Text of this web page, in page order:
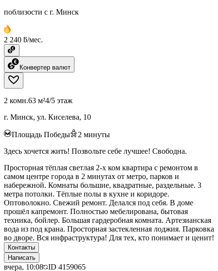
поблизости с г. Минск
2 240 ƃ/мес.
Конвертер валют
2 комн.63 м²4/5 этаж
г. Минск, ул. Киселева, 10
Площадь Победы 2 минуты
Здесь хочется жить! Позвольте себе лучшее! Свободна.
Просторная тёплая светлая 2-х ком квартира с ремонтом в
самом центре города в 2 минутах от метро, парков и
набережной. Комнаты большие, квадратные, раздельные. 3
метра потолки. Тёплые полы в кухне и коридоре.
Оптоволокно. Свежий ремонт. Делался под себя. В доме
прошёл капремонт. Полностью мебелирована, бытовая
техника, бойлер. Большая гардеробная комната. Артезианская
вода из под крана. Просторная застекленная лоджия. Парковка
во дворе. Вся инфраструктура! Для тех, кто понимает и ценит!
Контакты
Написать
вчера, 10:08 ID 4159065